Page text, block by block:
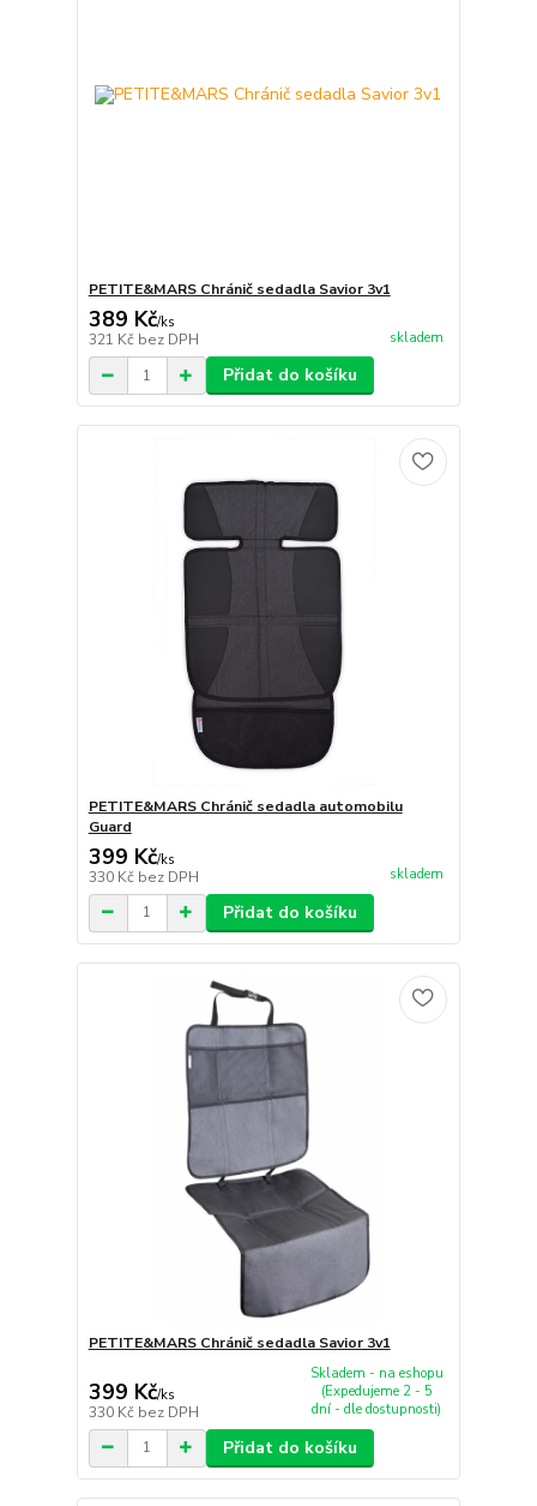
PETITE&MARS Chránič sedadla Savior 3v1
389 Kč/ks
321 Kč bez DPH skladem
Přidat do košíku
PETITE&MARS Chránič sedadla automobilu
Guard
399 Kč/ks
330 Kč bez DPH skladem
Přidat do košíku
PETITE&MARS Chránič sedadla Savior 3v1
399 Kč/ks
330 Kč bez DPH
Skladem - na eshopu
(Expedujeme 2 - 5
dní - dle dostupnosti)
Přidat do košíku